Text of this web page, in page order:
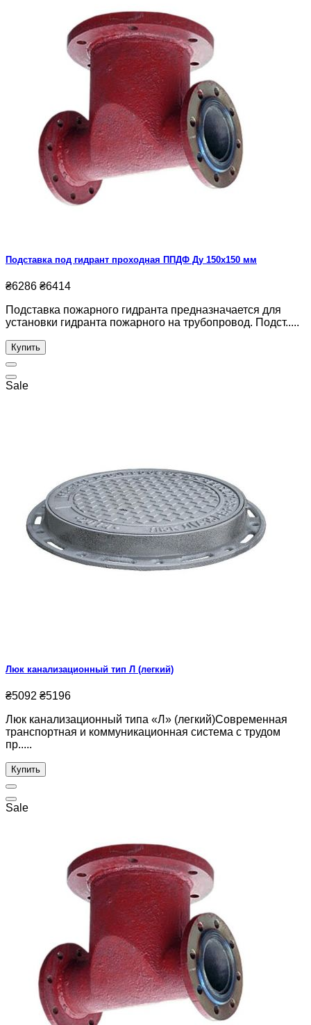
Подставка под гидрант проходная ППДФ Ду 150х150 мм
₴6286 ₴6414
Подставка пожарного гидранта предназначается для
установки гидранта пожарного на трубопровод. Подст.....
Купить
Sale
Люк канализационный тип Л (легкий)
₴5092 ₴5196
Люк канализационный типа «Л» (легкий)Современная
транспортная и коммуникационная система с трудом
пр.....
Купить
Sale